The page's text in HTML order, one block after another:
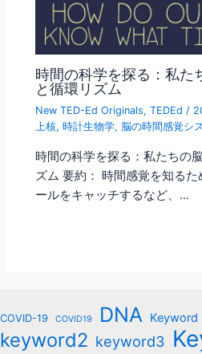
時間の科学を探る：私た
と循環リズム
New TED-Ed Originals,TEDEd /
上核,時計生物学, 脳の時間感覚シ
時間の科学を探る：私たちの
ズム 要約： 時間感覚を知る
ールをキャッチするなど、…
COVID-19 COVID19 DNA Keyword
keyword2 keyword3